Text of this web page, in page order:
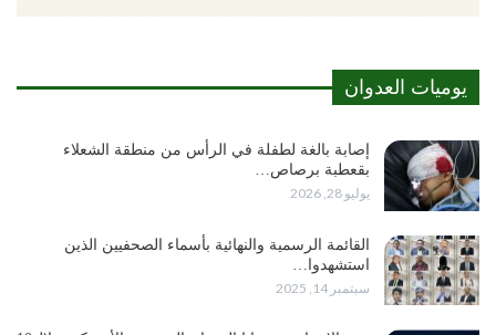
يوميات العدوان
إصابة بالغة لطفلة في الرأس من منطقة الشعلاء
بقعطبة برصاص…
يوليو 28, 2026
القائمة الرسمية والنهائية بأسماء الصحفيين الذين
استشهدوا…
سبتمبر 14, 2025